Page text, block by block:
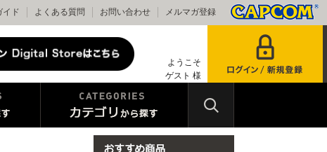
イド よくある質問 お問い合わせ メルマガ登録
ようこそ
ゲスト 様